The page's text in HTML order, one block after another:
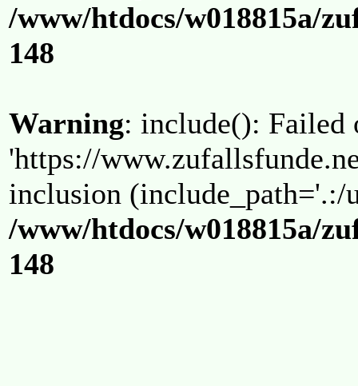
/www/htdocs/w018815a/
148
Warning: include(): Failed
'https://
inclusion (include_path='.:/
/www/htdocs/w018815a/
148